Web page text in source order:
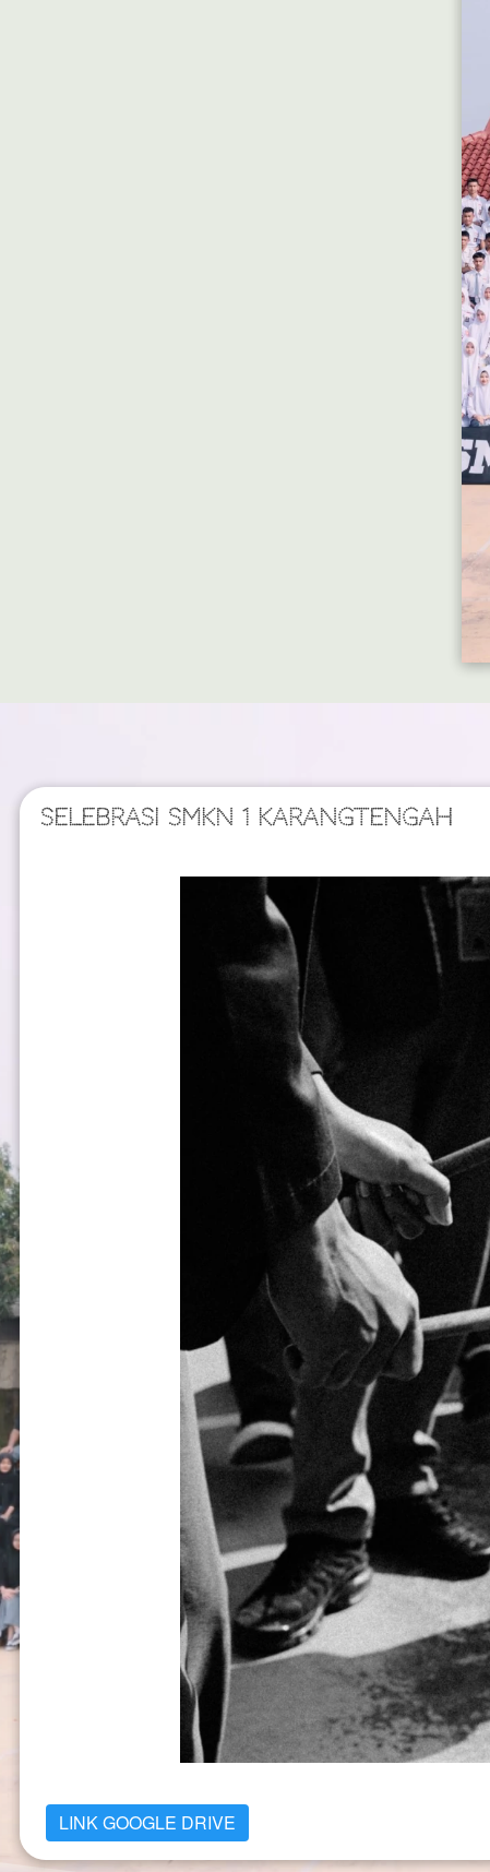
SELEBRASI SMKN 1 KARANGTENGAH
LINK GOOGLE DRIVE